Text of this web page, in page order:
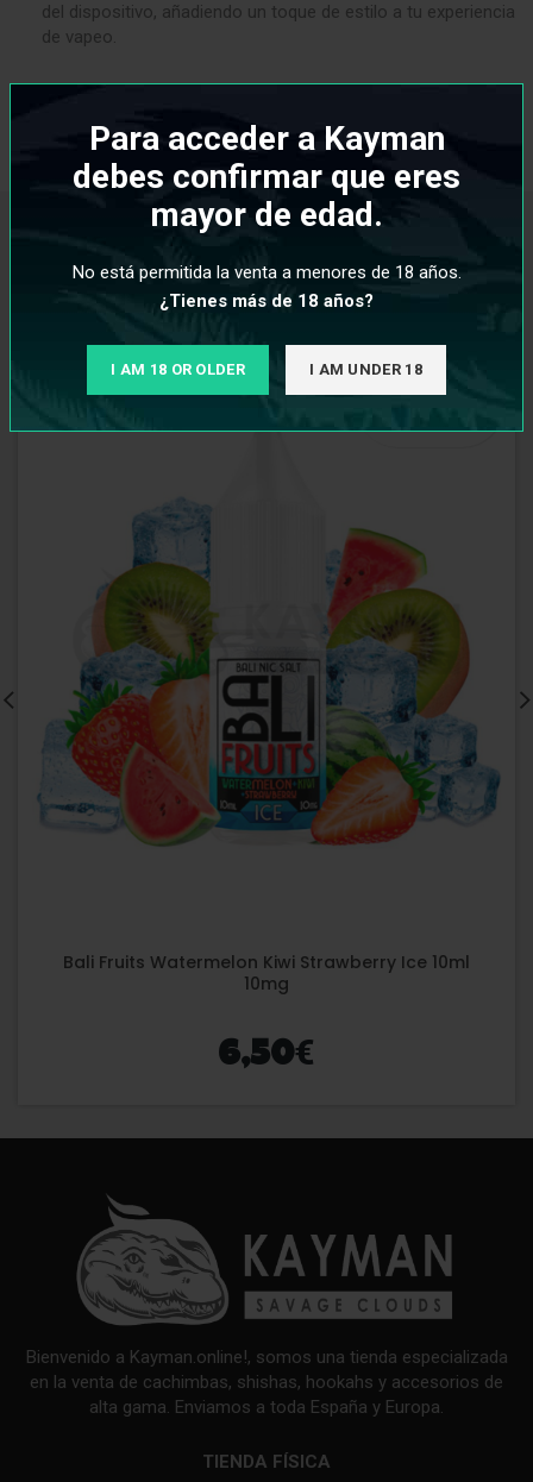
Para acceder a Kayman
debes confirmar que eres
mayor de edad.
No está permitida la venta a menores de 18 años.
¿Tienes más de 18 años?
I AM 18 OR OLDER I AM UNDER 18
del dispositivo, añadiendo un toque de estilo a tu experiencia
de vapeo.
INFORMACIÓN ADICIONAL
PRODUCTOS RELACIONADOS
Bali Fruits Watermelon Kiwi Strawberry Ice 10ml
10mg
6,50€
Bienvenido a Kayman.online!, somos una tienda especializada
en la venta de cachimbas, shishas, hookahs y accesorios de
alta gama. Enviamos a toda España y Europa.
TIENDA FÍSICA